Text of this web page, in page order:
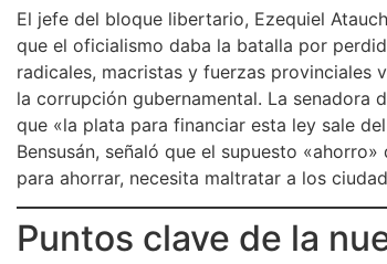
El jefe del bloque libertario, Ezequiel
que el oficialismo daba la batalla por
radicales, macristas y fuerzas
la corrupción gubernamental. La senadora
que «la plata para financiar esta ley sale
Bensusán, señaló que el supuesto
para ahorrar, necesita maltratar a los
Puntos clave de la